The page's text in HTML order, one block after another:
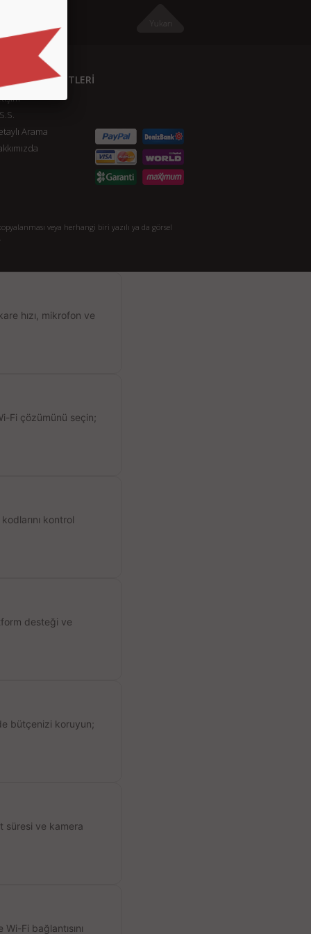
HİZMETLERİ
Arama
veya herhangi biri yazılı ya da görsel
hızı, mikrofon ve
Fi çözümünü seçin;
kontrol
desteği ve
bütçenizi koruyun;
süresi ve kamera
Fi bağlantısını